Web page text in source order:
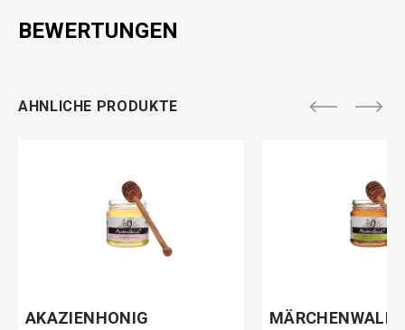
BEWERTUNGEN
AHNLICHE PRODUKTE
AKAZIENHONIG MÄRCHENWALD